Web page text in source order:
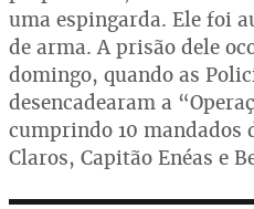
uma espingarda. Ele foi
de arma. A prisão dele
domingo, quando as
desencadearam a
cumprindo 10 mandados
Claros, Capitão Enéas e